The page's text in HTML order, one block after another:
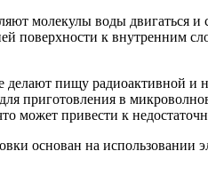
молекулы воды двигаться
поверхности к внутренним
пищу радиоактивной и
приготовления в
может привести к
основан на использовании